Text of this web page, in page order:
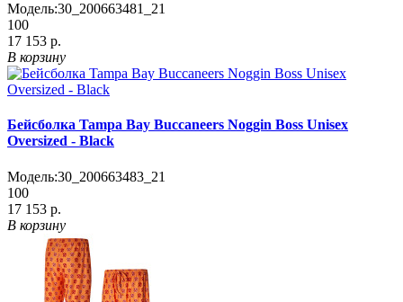
Модель:30_200663481_21
100
17 153 р.
В корзину
Бейсболка Tampa Bay Buccaneers Noggin Boss Unisex
Oversized - Black
Модель:30_200663483_21
100
17 153 р.
В корзину